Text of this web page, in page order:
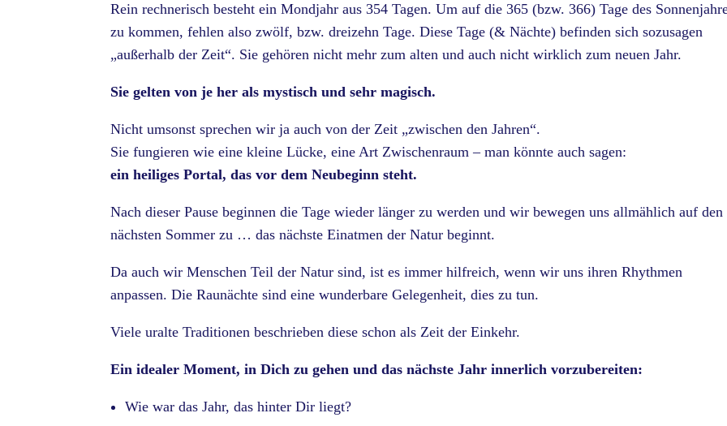
Rein rechnerisch besteht ein Mondjahr aus 354 Tagen. Um auf die 365 (bzw. 366) Tage des
zu kommen, fehlen also zwölf, bzw. dreizehn Tage. Diese Tage (& Nächte) befinden sich sozusagen
„außerhalb der Zeit“. Sie gehören nicht mehr zum alten und auch nicht wirklich zum neuen Jahr.
Sie gelten von je her als mystisch und sehr magisch.
Nicht umsonst sprechen wir ja auch von der Zeit „zwischen den Jahren“.
Sie fungieren wie eine kleine Lücke, eine Art Zwischenraum – man könnte auch sagen:
ein heiliges Portal, das vor dem Neubeginn steht.
Nach dieser Pause beginnen die Tage wieder länger zu werden und wir bewegen uns allmählich auf den
nächsten Sommer zu … das nächste Einatmen der Natur beginnt.
Da auch wir Menschen Teil der Natur sind, ist es immer hilfreich, wenn wir uns ihren Rhythmen
anpassen. Die Raunächte sind eine wunderbare Gelegenheit, dies zu tun.
Viele uralte Traditionen beschrieben diese schon als Zeit der Einkehr.
Ein idealer Moment, in Dich zu gehen und das nächste Jahr innerlich vorzubereiten:
Wie war das Jahr, das hinter Dir liegt?